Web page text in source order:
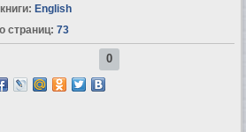
English
страниц: 73
0